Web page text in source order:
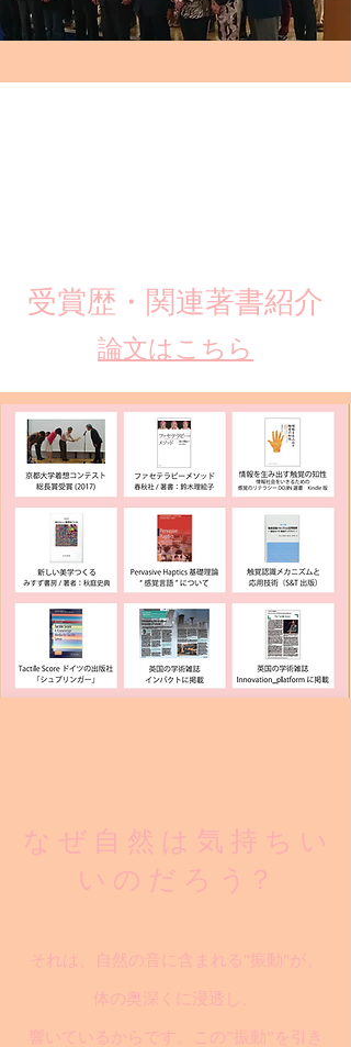
​受賞歴・関連著書紹介
​論文はこちら
な ぜ 自 然 は 気 持 ち い
い の だ ろ う？
それは、自然の音に含まれる"振動"が、
体の奥深くに浸透し、
響いているからです。この”振動”を引き